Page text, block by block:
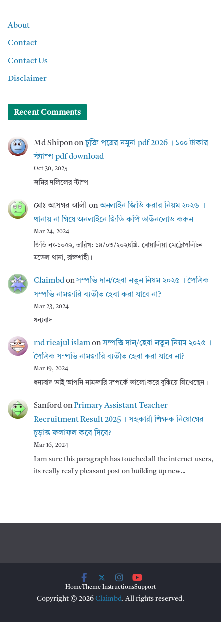
About
Contact
Contact Us
Disclaimer
Recent Comments
Md Shipononচুক্তি পত্রের নমুনা pdf 2026 । ১০০ টাকার
স্ট্যাম্প pdf download
Oct 30, 2025
জমির দলিলের স্টাম্প
মোঃ আসগর আলী onঅনলাইন জিডি করার নিয়ম ২০২৬ ।
থানায় না গিয়ে অনলাইনে জিডি কপি ডাউনলোড করুন
Mar 24, 2024
জিডি নং-১০৫২, তারিখ: ১৪/০৩/২০২৪খ্রি. বোয়ালিয়া মেট্রোপলিটন
মডেল থানা, রাজশাহী।
Claimbdonসম্পত্তি দান/হেবা নতুন নিয়ম ২০২৫ । পৈত্রিক
সম্পত্তি নামজারি ব্যতীত হেবা করা যাবে না?
Mar 23, 2024
ধন্যবাদ
md rieajul islamonসম্পত্তি দান/হেবা নতুন নিয়ম ২০২৫ ।
পৈত্রিক সম্পত্তি নামজারি ব্যতীত হেবা করা যাবে না?
Mar 19, 2024
ধন্যবাদ ভাই আপনি নামজারি সম্পর্কে ভালো করে বুঝিয়ে লিখেছেন।
SanfordonPrimary Assistant Teacher
Recruitment Result 2025 । সহকারী শিক্ষক নিয়োগের
চূড়ান্ত ফলাফল কবে দিবে?
Mar 16, 2024
I am sure this paragraph has touched all the internet users,
its really really pleasant post on building up new…
HomeTheme InstructionsSupport
Copyright © 2026 Claimbd. All rights reserved.